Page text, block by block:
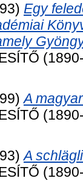
Egy
A
A